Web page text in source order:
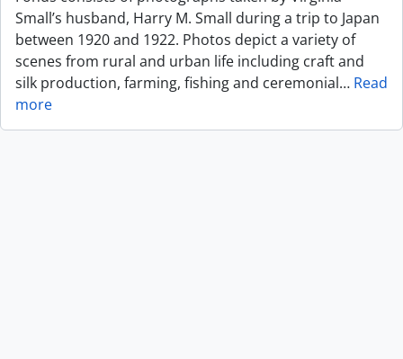
Small’s husband, Harry M. Small during a trip to Japan
between 1920 and 1922. Photos depict a variety of
scenes from rural and urban life including craft and
silk production, farming, fishing and ceremonial… Read
more